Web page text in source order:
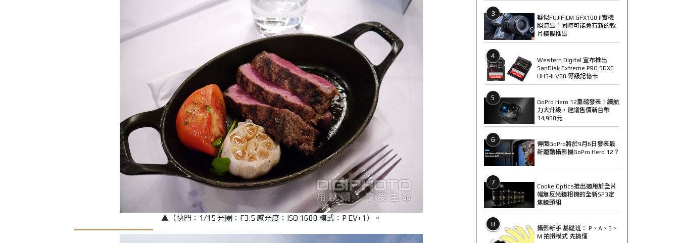
▲（快門：1/15 光圈：F3.5 感光度：ISO 1600 模式：P EV+1）。
3
疑似FUJIFILM GFX100 II實機
照流出！同時可能會有新的軟
片模擬推出
4
Western Digital 宣布推出
SanDisk Extreme PRO SDXC
UHS-II V60 等級記憶卡
5
GoPro Hero 12重磅發表！續航
力大升級，建議售價新台幣
14,900元
6
傳聞GoPro將於9月6日發表最
新運動攝影機GoPro Hero 12？
7
Cooke Optics推出適用於全片
幅無反光鏡相機的全新SP3定
焦鏡頭組
8
攝影新手 基礎班： P、A、S、
M 拍攝模式 先搞懂